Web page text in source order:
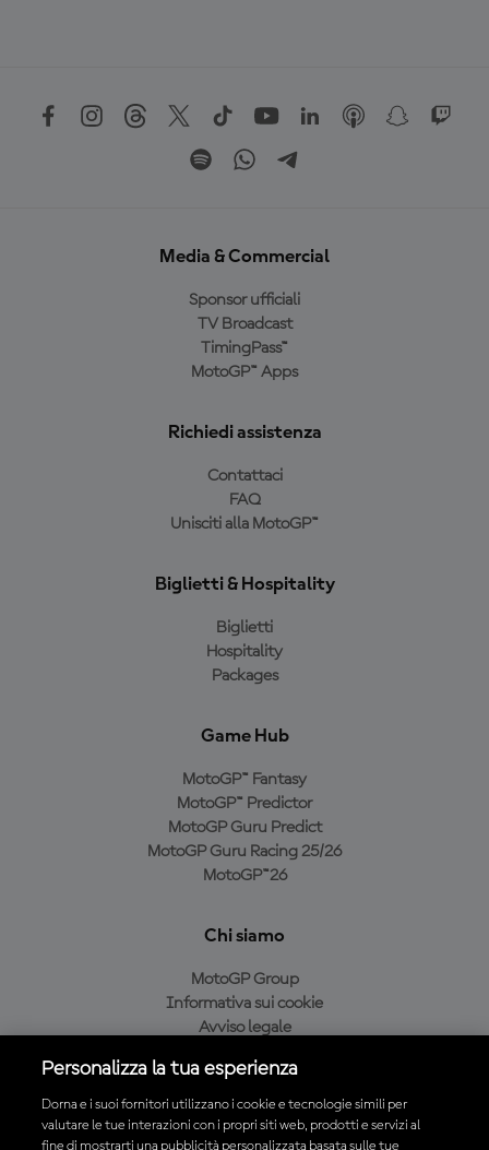
Media & Commercial
Sponsor ufficiali
TV Broadcast
TimingPass™
MotoGP™ Apps
Richiedi assistenza
Contattaci
FAQ
Unisciti alla MotoGP™
Biglietti & Hospitality
Biglietti
Hospitality
Packages
Game Hub
MotoGP™ Fantasy
MotoGP™ Predictor
MotoGP Guru Predict
MotoGP Guru Racing 25/26
MotoGP™26
Chi siamo
MotoGP Group
Informativa sui cookie
Avviso legale
Condizioni di acquisto
Personalizza la tua esperienza
Dorna e i suoi fornitori utilizzano i cookie e tecnologie simili per
valutare le tue interazioni con i propri siti web, prodotti e servizi al
fine di mostrarti una pubblicità personalizzata basata sulle tue